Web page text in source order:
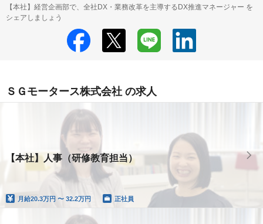
【本社】経営企画部で、全社DX・業務改革を主導するDX推進マネージャー を
シェアしましょう
ＳＧモータース株式会社 の求人
【本社】人事（研修教育担当）
月給20.3万円 〜 32.2万円 正社員